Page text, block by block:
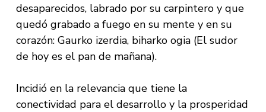
desaparecidos, labrado por su carpintero y que
quedó grabado a fuego en su mente y en su
corazón: Gaurko izerdia, biharko ogia (El sudor
de hoy es el pan de mañana).
Incidió en la relevancia que tiene la
conectividad para el desarrollo y la prosperidad